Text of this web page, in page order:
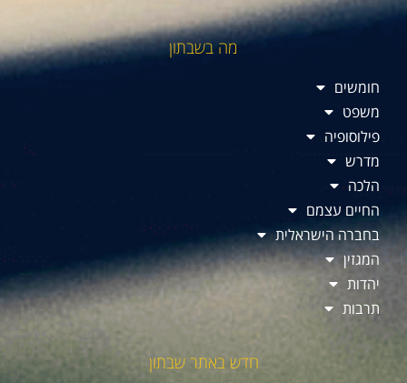
מה בשבתון
חומשים
משפט
פילוסופיה
מדרש
הלכה
החיים עצמם
בחברה הישראלית
המגזין
יהדות
תרבות
חדש באתר שבתון